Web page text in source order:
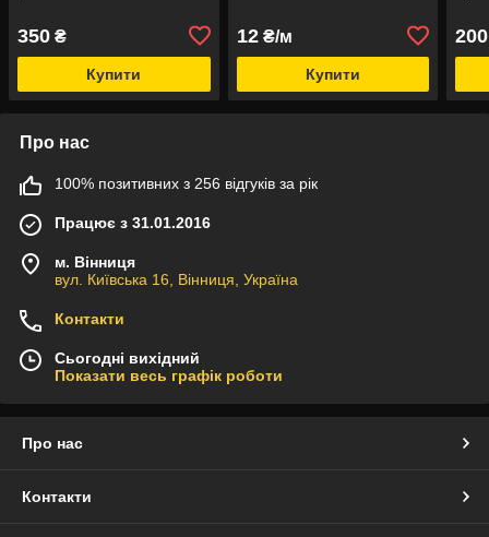
350 ₴
Купити
12₴/м
Купити
200
Про нас
100% позитивних з 256 відгуків за рік
Працює з 31.01.2016
м. Вінниця
вул. Київська 16, Вінниця, Україна
Контакти
Сьогодні вихідний
Показати весь графік роботи
Про нас
Контакти